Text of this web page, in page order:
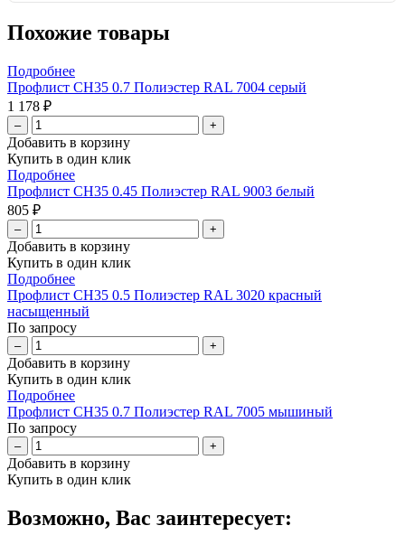
Похожие товары
Подробнее
Профлист СН35 0.7 Полиэстер RAL 7004 серый
1 178 ₽
– +
Добавить в корзину
Купить в один клик
Подробнее
Профлист СН35 0.45 Полиэстер RAL 9003 белый
805 ₽
– +
Добавить в корзину
Купить в один клик
Подробнее
Профлист СН35 0.5 Полиэстер RAL 3020 красный
насыщенный
По запросу
– +
Добавить в корзину
Купить в один клик
Подробнее
Профлист СН35 0.7 Полиэстер RAL 7005 мышиный
По запросу
– +
Добавить в корзину
Купить в один клик
Возможно, Вас заинтересует: